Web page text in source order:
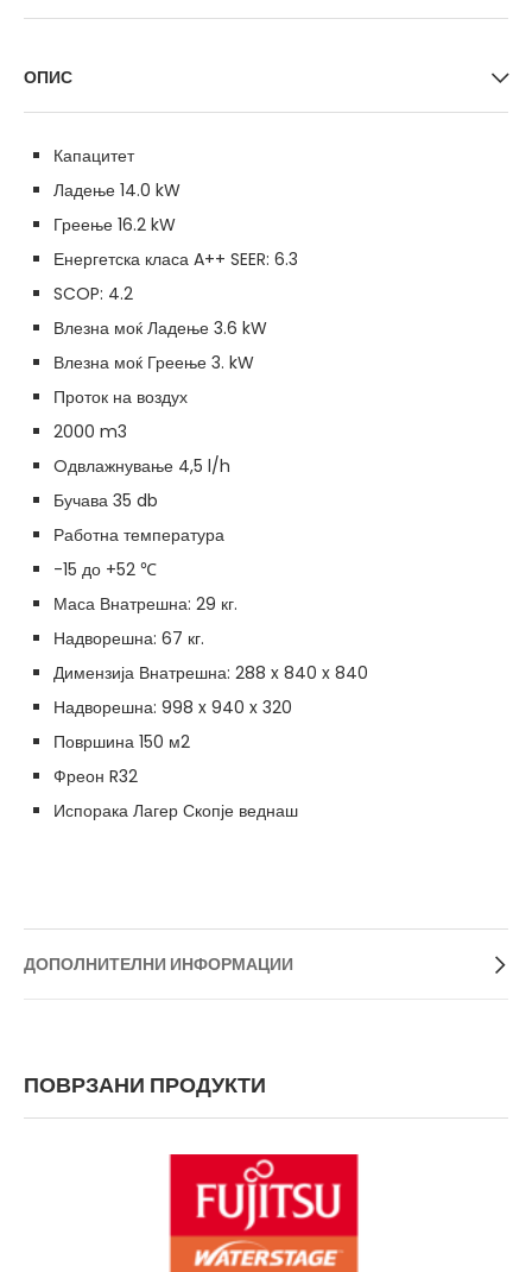
ОПИС
Капацитет
Ладење 14.0 kW
Греење 16.2 kW
Енергетска класа A++ SEER: 6.3
SCOP: 4.2
Влезна моќ Ладење 3.6 kW
Влезна моќ Греење 3. kW
Проток на воздух
2000 m3
Oдвлажнување 4,5 l/h
Бучава 35 db
Работна температура
-15 до +52 ℃
Маса Внатрешна: 29 кг.
Надворешна: 67 кг.
Димензија Внатрешна: 288 x 840 x 840
Надворешна: 998 x 940 x 320
Површина 150 м2
Фреон R32
Испорака Лагер Скопје веднаш
ДОПОЛНИТЕЛНИ ИНФОРМАЦИИ
ПОВРЗАНИ ПРОДУКТИ